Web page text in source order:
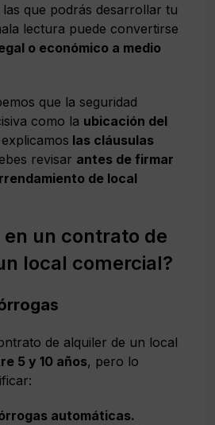
las que podrás desarrollar tu
lectura puede convertirse
o económico a medio
que la seguridad
como la ubicación del
las cláusulas
revisar antes de firmar
de local
en un contrato de
local comercial?
de alquiler de un local
5 y 10 años, pero lo
automáticas.